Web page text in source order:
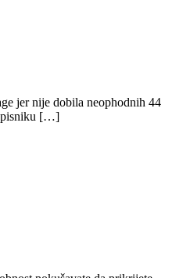
jer nije dobila neophodnih 44
[…]